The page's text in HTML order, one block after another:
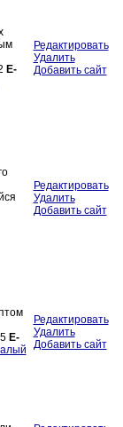
E-
Редактировать
Удалить
Добавить сайт
Редактировать
Удалить
Добавить сайт
E-
Редактировать
Удалить
Добавить сайт